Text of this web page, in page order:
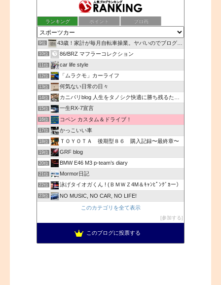
ランキング ポイント ブロ画
9位 43歳！家計が毎月自転車操業。ヤバいのでブログで小銭稼ぎ？
10位 86/BRZ マフラーコレクション
11位 car life style
12位 「ムラクモ」カーライフ
13位 何気ない日常の日々
14位 カニバリblog 人生をタノシク快適に勝ち残るためのTOOL
15位 一生RX-7宣言
16位 コペン カスタム＆ドライブ！
17位 かっこいい車
18位 ＴＯＹＯＴＡ 後期型８６ 購入記録〜最終章〜
19位 GRF blog
20位 BMW E46 M3 p-team’s diary
21位 Mormor日記
22位 泳げタイオガくん ! (ＢＭＷＺ4M＆ｷｬﾝﾋﾟﾝｸﾞｶー）
23位 NO MUSIC, NO CAR, NO LIFE!
このカテゴリを全て表示
参加する
このブログに投票する